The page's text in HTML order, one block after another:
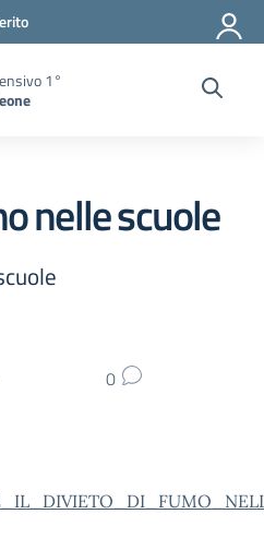
1°
nelle scuole
0